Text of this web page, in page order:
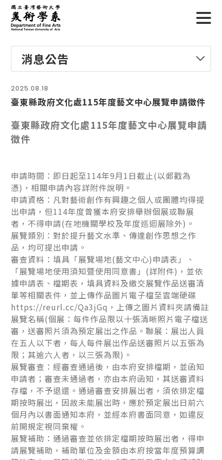
消息公告
2025.08.18
臺東縣政府文化處115年度藝文中心展覽申請徵件
臺東縣政府文化處115年度藝文中心展覽申請
徵件
申請時間：即日起至114年9月1日截止(以郵戳為
憑)，相關申請內容詳附件說明。
申請資格：凡對藝術創作有興趣之個人或團體均得提
出申請，但114年度曾獲本府安排舉辦個展或聯展
者，不得申請(在地機關學校及年度巡迴展除外)。
展覽類別：對於提升藝文水準、傳達創作思想之作
品，均可提出申請。
審查資料：填具「展覽場地(藝文中心)申請表」、
「展覽場地使用須知暨使用同意書」(詳附件)，並依
據申請表、檔期表，填具資料及繳交展覽作品送審清
單等相關表件，並上傳作品圖片電子檔至雲端硬碟
https://reurl.cc/Qa3jGq，上傳之圖片資料夾請備註
展覽名稱(個展：每件作品限以十張清晰照片電子檔送
審，送審照片須為預定展出之作品。聯展：展出人員
在五人以下者，每人每件展出作品送審照片以五張為
限；其逾六人者，以三張為限)。
展覽審查：經審查通過後，由本府安排檔期，並函知
申請者；審查未通過者，亦由本府函知，其送審資料
存檔，不予退還。通過審查安排展出者，須依排定檔
期按時展出，因故未能展出時，應於預定展出日前六
個月內以書面通知本府，並經本府書面同意，如違反
前開規定視同棄權。
展覽補助：通過審查並依排定檔期按時展出者，得申
請展覽補助，補助單位及金額由本府按當年度預算調